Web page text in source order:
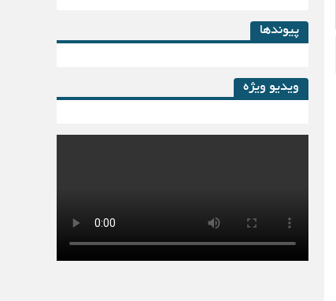
پیوندها
ویدیو ویژه